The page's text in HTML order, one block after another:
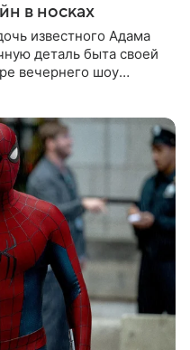
в носках
известного Адама
деталь быта своей
вечернего шоу